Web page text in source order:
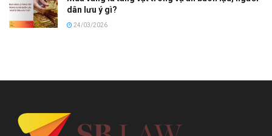
dân lưu ý gì?
24/03/2026